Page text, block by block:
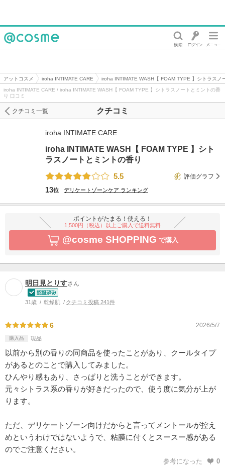
アットコスメ iroha INTIMATE CARE
iroha INTIMATE WASH【 FOAM TYPE 】シトラスノ
iroha INTIMATE CARE / iroha INTIMATE WASH【 FOAM TYPE 】シトラスノートとミントの香
り 口コミ
クチコミ
クチコミ一覧
iroha INTIMATE CARE
iroha INTIMATE WASH【 FOAM TYPE 】シト
ラスノートとミントの香り
5.5
評価グラフ
13位 デリケートゾーンケア ランキング
ポイントがたまる！使える！
1,500円（税込）以上ご購入で送料無料
@cosme SHOPPING で購入
明日見とりすさん
31歳 乾燥肌 クチコミ投稿 241件
6 2026/5/7
購入品 現品
以前から別の香りの同商品を使ったことがあり、クールタイプ
があるとのことで購入してみました。
ひんやり感もあり、さっぱりと洗うことができます。
元々シトラス系の香りが好きだったので、使う度に気分が上が
ります。
ただ、デリケートゾーン向けだからと言ってメントールが控え
めというわけではないようで、粘膜に付くとスースー感がある
のでご注意ください。
参考になった 0